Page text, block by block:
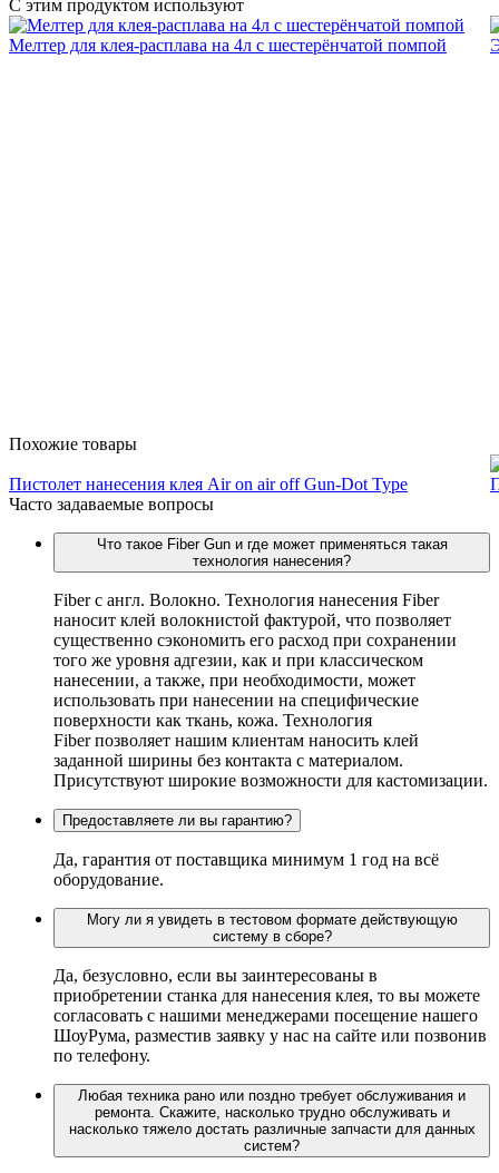
C этим продуктом используют
Мелтер для клея-расплава на 4л с шестерёнчатой помпой
Похожие товары
Пистолет нанесения клея Air on air off Gun-Dot Type
Часто задаваемые вопросы
Что такое Fiber Gun и где может применяться такая
технология нанесения?
Fiber c англ. Волокно. Технология нанесения Fiber
наносит клей волокнистой фактурой, что позволяет
существенно сэкономить его расход при сохранении
того же уровня адгезии, как и при классическом
нанесении, а также, при необходимости, может
использовать при нанесении на специфические
поверхности как ткань, кожа. Технология
Fiber позволяет нашим клиентам наносить клей
заданной ширины без контакта с материалом.
Присутствуют широкие возможности для кастомизации.
Предоставляете ли вы гарантию?
Да, гарантия от поставщика минимум 1 год на всё
оборудование.
Могу ли я увидеть в тестовом формате действующую
систему в сборе?
Да, безусловно, если вы заинтересованы в
приобретении станка для нанесения клея, то вы можете
согласовать с нашими менеджерами посещение нашего
ШоуРума, разместив заявку у нас на сайте или позвонив
по телефону.
Любая техника рано или поздно требует обслуживания и
ремонта. Скажите, насколько трудно обслуживать и
насколько тяжело достать различные запчасти для данных
систем?